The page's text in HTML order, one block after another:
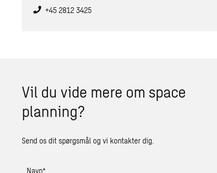
+45 2812 3425
Vil du vide mere om space
plan­ning?
Send os dit spørgsmål og vi kontakter dig.
Navn*